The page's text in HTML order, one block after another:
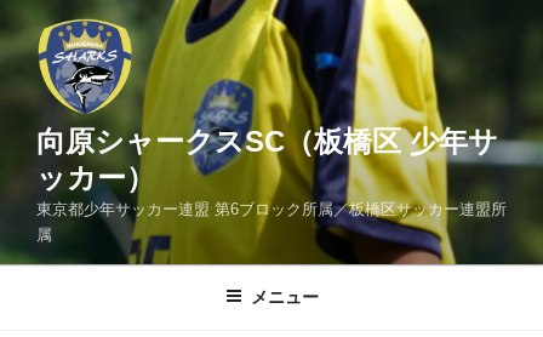
ン
ッ
向原シャークスSC（板橋区 少年サ
ッカー）
東京都少年サッカー連盟 第6ブロック所属／板橋区サッカー連盟所
属
メニュー